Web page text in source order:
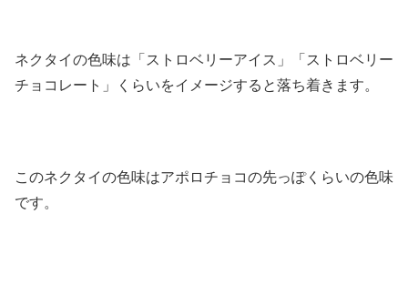
ネクタイの色味は「ストロベリーアイス」「ストロベリー
チョコレート」くらいをイメージすると落ち着きます。
このネクタイの色味はアポロチョコの先っぽくらいの色味
です。